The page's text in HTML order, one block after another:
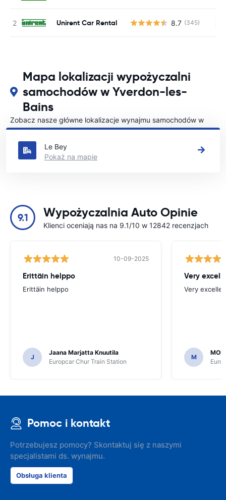
Unirent Car Rental 8.7 (345)
Mapa lokalizacji wypożyczalni
samochodów w Yverdon-les-
Bains
Zobacz nasze główne lokalizacje wynajmu samochodów w
Yverdon-les-Bains
Le Bey
Pokaż na mapie
9.1 Wypożyczalnia Auto Opinie
Klienci oceniają nas na 9.1/10 w 12842 recenzjach
10-09-2025
Erittäin helppo
Erittäin helppo
J
Jaana Marjatta Knuutila
Europcar Chur Train Station
Very
Very
M
Pomoc i kontakt
Potrzebujesz pomocy? Skontaktuj się z naszymi
specjalistami ds. wynajmu.
Obsługa klienta